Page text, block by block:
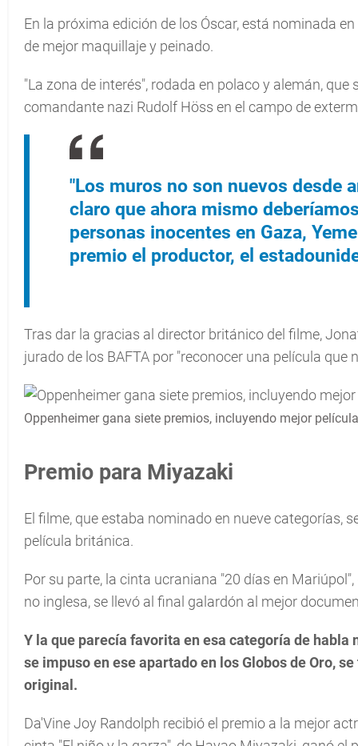
En la próxima edición de los Óscar, está nominada
de mejor maquillaje y peinado.
"La zona de interés", rodada en polaco y alemán,
comandante nazi Rudolf Höss en el campo de
"Los muros no son nuevos desde
claro que ahora mismo
personas inocentes en Gaza,
premio el productor, el
Tras dar la gracias al director británico del filme,
jurado de los BAFTA por "reconocer una película
Oppenheimer gana siete premios, incluyendo mejor
Premio para Miyazaki
El filme, que estaba nominado en nueve categorías,
película británica.
Por su parte, la cinta ucraniana "20 días en
no inglesa, se llevó al final galardón al mejor
Y la que parecía favorita en esa categoría de habla
se impuso en ese apartado en los Globos de Oro,
original.
Da'Vine Joy Randolph recibió el premio a la mejor